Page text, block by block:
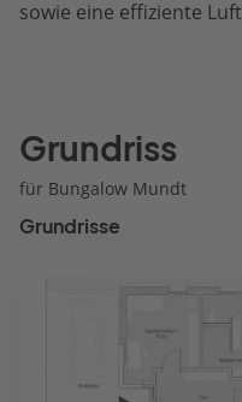
sowie eine effiziente
Grundriss
für Bungalow Mundt
Grundrisse